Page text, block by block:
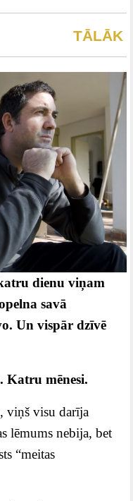
TĀLĀK
dienu viņam
savā
Un vispār dzīvē
Katru mēnesi.
viņš visu darīja
lēmums nebija, bet
“meitas